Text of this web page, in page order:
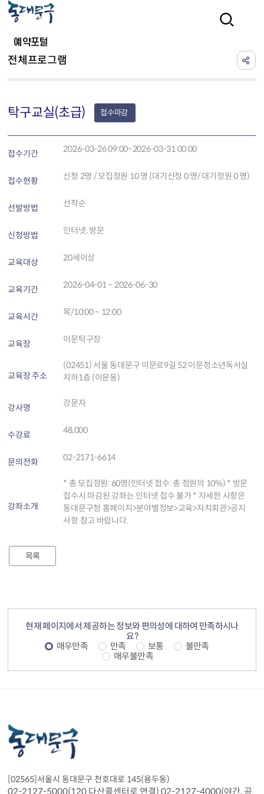
예약포털
전체프로그램
탁구교실(초급) 접수마감
접수기간 2026-03-26 09:00~2026-03-31 00:00
접수현황 신청 2명 / 모집정원 10 명 (대기신청 0 명/ 대기정원 0 명)
선발방법 선착순
신청방법 인터넷, 방문
교육대상 20세이상
교육기간 2026-04-01 ~ 2026-06-30
교육시간 목/10:00 ~ 12:00
교육장 이문탁구장
교육장 주소
(02451) 서울 동대문구 이문로9길 52 이문청소년독서실
지하1층 (이문동)
강사명 강문자
수강료 48,000
문의전화 02-2171-6614
강좌소개
* 총 모집정원: 60명(인터넷 접수: 총 정원의 10%) * 방문
접수시 마감된 강좌는 인터넷 접수 불가 * 자세한 사항은
동대문구청 홈페이지>분야별정보>교육>자치회관>공지
사항 참고 바랍니다.
목록
현재 페이지에서 제공하는 정보와 편의성에 대하여 만족하시나
요?
매우만족
만족 보통
불만족
매우불만족
[02565]서울시 동대문구 천호대로 145(용두동)
02-2127-5000(120 다산콜센터로 연결) 02-2127-4000(야간, 공